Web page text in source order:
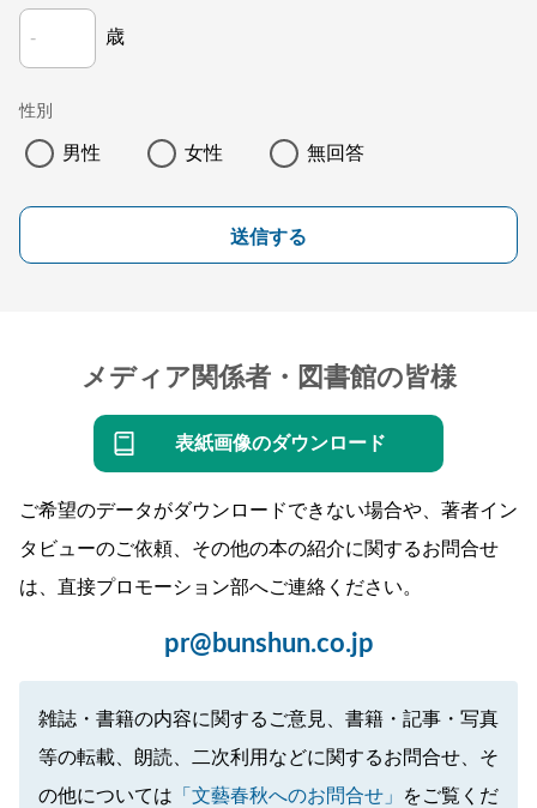
歳
性別
男性 女性 無回答
送信する
メディア関係者・図書館の皆様
表紙画像のダウンロード
ご希望のデータがダウンロードできない場合や、著者イン
タビューのご依頼、その他の本の紹介に関するお問合せ
は、直接プロモーション部へご連絡ください。
pr@bunshun.co.jp
雑誌・書籍の内容に関するご意見、書籍・記事・写真
等の転載、朗読、二次利用などに関するお問合せ、そ
の他については 「文藝春秋へのお問合せ」
をご覧くだ